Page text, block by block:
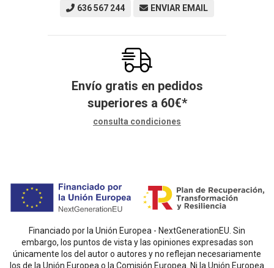
636 567 244 ENVIAR EMAIL
Envío gratis en pedidos
superiores a 60€*
consulta condiciones
Financiado por la Unión Europea - NextGenerationEU. Sin
embargo, los puntos de vista y las opiniones expresadas son
únicamente los del autor o autores y no reflejan necesariamente
los de la Unión Europea o la Comisión Europea. Ni la Unión Europea